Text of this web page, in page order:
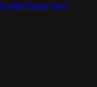
nhất Trung Quốc